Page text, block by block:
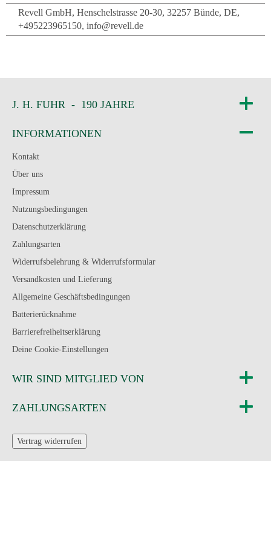
Revell GmbH, Henschelstrasse 20-30, 32257 Bünde, DE,
+495223965150, info@revell.de
J. H. FUHR - 190 JAHRE
INFORMATIONEN
Kontakt
Über uns
Impressum
Nutzungsbedingungen
Datenschutzerklärung
Zahlungsarten
Widerrufsbelehrung & Widerrufsformular
Versandkosten und Lieferung
Allgemeine Geschäftsbedingungen
Batterierücknahme
Barrierefreiheitserklärung
Deine Cookie-Einstellungen
WIR SIND MITGLIED VON
ZAHLUNGSARTEN
Vertrag widerrufen